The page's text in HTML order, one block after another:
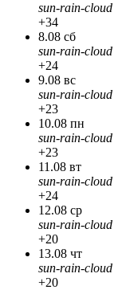
sun-rain-cloud
+34
8.08 сб
sun-rain-cloud
+24
9.08 вс
sun-rain-cloud
+23
10.08 пн
sun-rain-cloud
+23
11.08 вт
sun-rain-cloud
+24
12.08 ср
sun-rain-cloud
+20
13.08 чт
sun-rain-cloud
+20